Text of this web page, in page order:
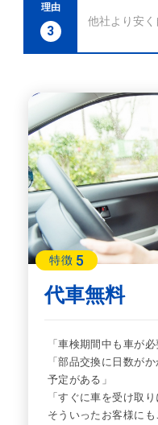
理由
3
他社より安
特徴 5
代車無料
「車検期間中も車が必
「部品交換に日数が
予定がある」
「すぐに車を受け取
そういったお客様に